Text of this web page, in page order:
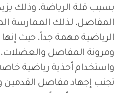
بسبب قلة الرياضة، وذلك
المفاصل، لذلك الممارسة
الرياضية مهمة جداً، حيث
ومرونة المفاصل
واستخدام أحذية رياضية
تجنب إجهاد مفاصل القدمين